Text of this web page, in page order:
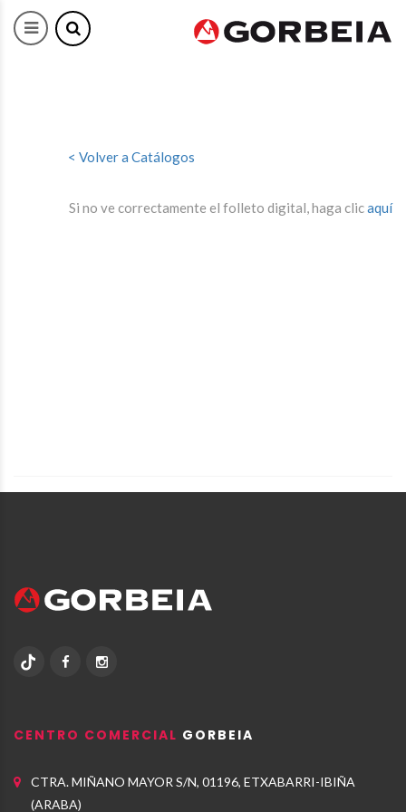
< Volver a Catálogos
Si no ve correctamente el folleto digital, haga clicaquí
CENTRO COMERCIAL GORBEIA
CTRA. MIÑANO MAYOR S/N, 01196, ETXABARRI-IBIÑA
(ARABA)